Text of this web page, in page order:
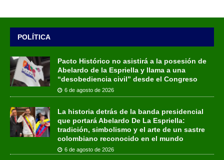
POLÍTICA
Pacto Histórico no asistirá a la posesión de
Abelardo de la Espriella y llama a una
“desobediencia civil” desde el Congreso
6 de agosto de 2026
La historia detrás de la banda presidencial
que portará Abelardo De La Espriella:
tradición, simbolismo y el arte de un sastre
colombiano reconocido en el mundo
6 de agosto de 2026